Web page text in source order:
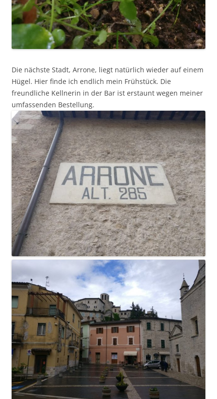
Die nächste Stadt, Arrone, liegt natürlich wieder auf einem
Hügel. Hier finde ich endlich mein Frühstück. Die
freundliche Kellnerin in der Bar ist erstaunt wegen meiner
umfassenden Bestellung.